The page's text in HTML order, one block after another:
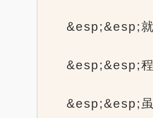
&esp;&esp;
&esp;&esp;
&esp;&esp;